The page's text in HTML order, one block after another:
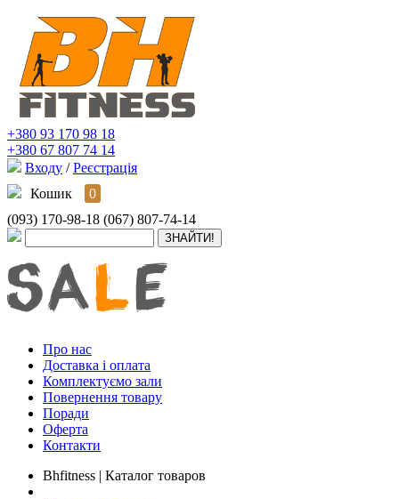
+380 93 170 98 18
+380 67 807 74 14
Входу / Реєстрація
Кошик
0
(093) 170-98-18 (067) 807-74-14
Про нас
Доставка і оплата
Комплектуємо зали
Повернення товару
Поради
Оферта
Контакти
Bhfitness | Каталог товаров